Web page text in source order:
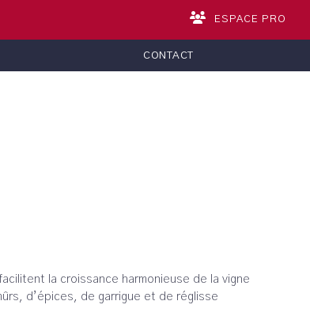
ESPACE PRO
CONTACT
la croissance harmonieuse de la vigne
d’épices, de garrigue et de réglisse